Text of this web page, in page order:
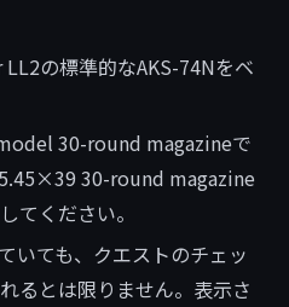
の標準的なAKS-74Nをベ
30-round magazineで
30-round magazine
てください。
いても、クエストのチェッ
るとは限りません。表示さ